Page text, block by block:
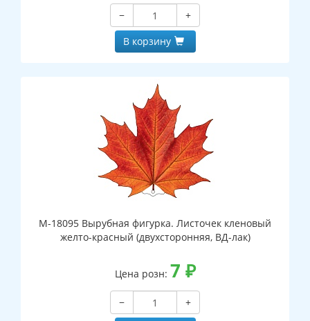
−
+
В корзину
М-18095 Вырубная фигурка. Листочек кленовый
желто-красный (двухсторонняя, ВД-лак)
Цена розн: 7 ₽
−
+